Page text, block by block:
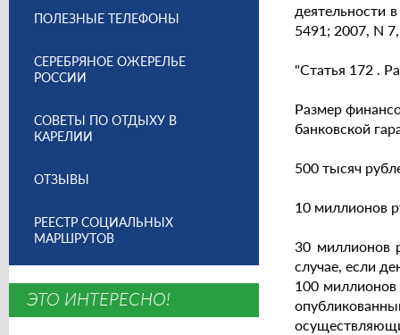
деятельности
5491; 2007, N
"Статья 172 .
Размер
банковской
500 тысяч
10 миллионов
30 миллионов
случае, если
100 миллионов
ПОЛЕЗНЫЕ ТЕЛЕФОНЫ
СЕРЕБРЯНОЕ ОЖЕРЕЛЬЕ
РОССИИ
СОВЕТЫ ПО ОТДЫХУ В
КАРЕЛИИ
ОТЗЫВЫ
РЕЕСТР СОЦИАЛЬНЫХ
МАРШРУТОВ
ЭТО ИНТЕРЕСНО!